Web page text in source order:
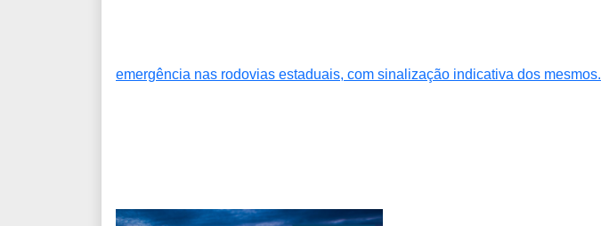
emergência nas rodovias estaduais, com sinalização indicativa dos mesmos.